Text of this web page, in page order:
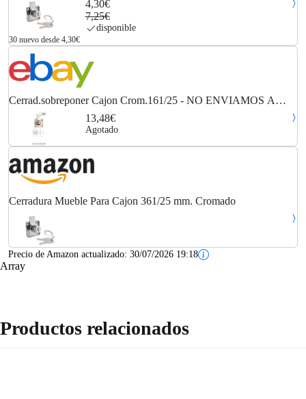
4,30€
7,25€
disponible
30 nuevo desde 4,30€
Cerrad.sobreponer Cajon Crom.161/25 - NO ENVIAMOS A
CANARIAS NI A ISLAS BALEARES
13,48€
Agotado
Cerradura Mueble Para Cajon 361/25 mm. Cromado
Precio de Amazon actualizado: 30/07/2026 19:18
Array
Productos relacionados